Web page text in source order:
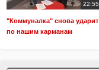
22:55
"Коммуналка" снова ударит
по нашим карманам